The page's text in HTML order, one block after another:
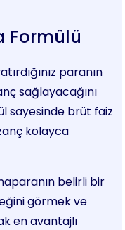
Formülü
paranın
sağlayacağını
sayesinde brüt faiz
kolayca
belirli bir
görmek ve
en avantajlı